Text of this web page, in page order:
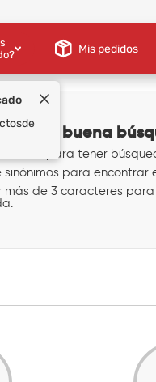
Mis pedidos
deuna buena
comas para tener
sinónimos para encontrar
más de 3 caracteres para